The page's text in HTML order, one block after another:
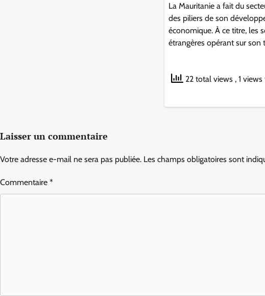
La Mauritanie a fait du
des piliers de son
économique. À ce titre, les
étrangères opérant sur son
22 total views , 1
Laisser un commentaire
Votre adresse e-mail ne sera pas publiée. Les champs obligatoires sont
Commentaire *